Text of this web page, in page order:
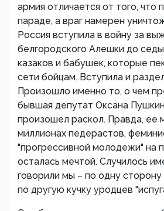
армия отличается от того, что
параде, а враг намерен
Россия вступила в войну за
белгородского Алешки до
казаков и бабушек, которые
сети бойцам. Вступила и
Произошло именно то, о чем
бывшая депутат Оксана
произошел раскол. Правда, ее
миллионах педерастов,
"прогрессивной молодежи" на
осталась мечтой. Случилось
говорили мы – по одну сторону
по другую кучку уродцев